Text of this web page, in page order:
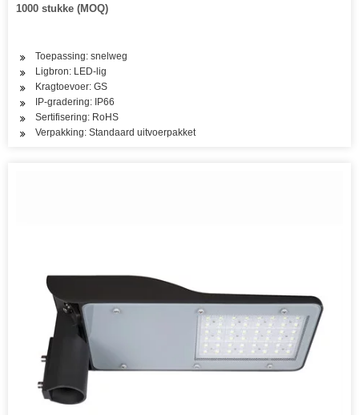
1000 stukke (MOQ)
Toepassing: snelweg
Ligbron: LED-lig
Kragtoevoer: GS
IP-gradering: IP66
Sertifisering: RoHS
Verpakking: Standaard uitvoerpakket